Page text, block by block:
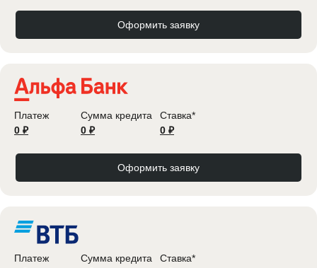
Оформить заявку
Платеж
0 ₽
Сумма кредита
0 ₽
Ставка*
0 ₽
Оформить заявку
Платеж
Сумма кредита
Ставка*